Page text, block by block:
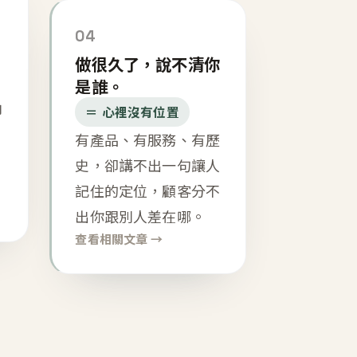
04
做很久了，說不清你
是誰。
＝ 心裡沒有位置
有產品、有服務、有歷
史，卻講不出一句讓人
記住的定位，顧客分不
出你跟別人差在哪。
查看相關文章 →